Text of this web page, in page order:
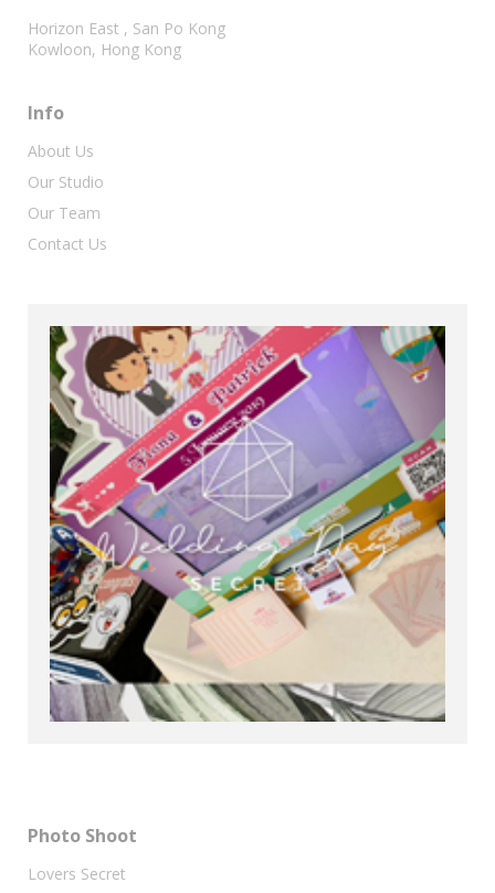
Horizon East , San Po Kong
Kowloon, Hong Kong
Info
About Us
Our Studio
Our Team
Contact Us
Photo Shoot
Lovers Secret